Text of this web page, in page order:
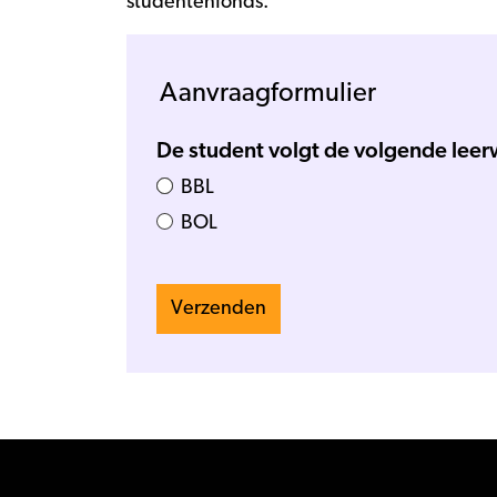
Aanvraagformulier
De student volgt de volgende
BBL
BOL